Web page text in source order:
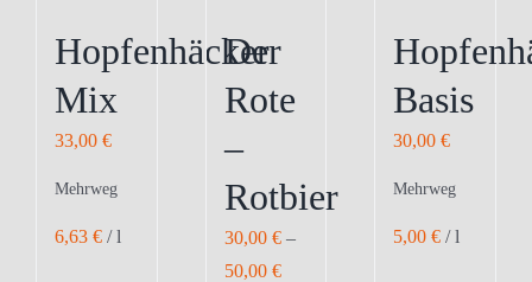
Hopfenhäcker
Mix
33,00 €
Mehrweg
6,63 € /l
Der
Rote
–
Rotbier
30,00 €–
50,00 €
Basis
30,00€
Mehrweg
5,00€ /l